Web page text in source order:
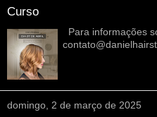
Curso
Para informações
domingo, 2 de março de 2025